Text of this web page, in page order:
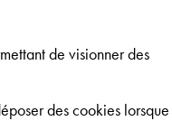
de visionner des
des cookies lorsque